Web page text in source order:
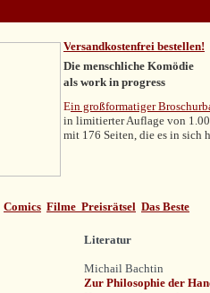
Versandkostenfrei bestellen!
Die menschliche Komödie
als work in progress
Ein großformatiger
in limitierter Auflage von
mit 176 Seiten, die es in sich
Comics Filme Preisrätsel Das Beste
Literatur
Michail Bachtin
Zur Philosophie der